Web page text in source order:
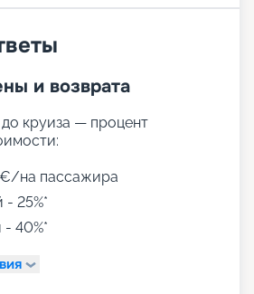
и возврата
круиза — процент
на пассажира
25%*
40%*